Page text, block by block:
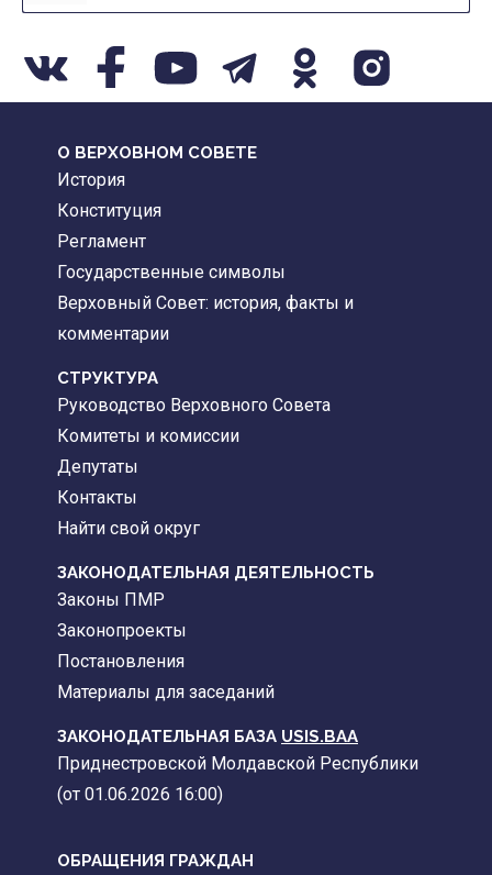
О ВЕРХОВНОМ СОВЕТЕ
История
Конституция
Регламент
Государственные символы
Верховный Совет: история, факты и
комментарии
CТРУКТУРА
Руководство Верховного Совета
Комитеты и комиссии
Депутаты
Контакты
Найти свой округ
ЗАКОНОДАТЕЛЬНАЯ ДЕЯТЕЛЬНОСТЬ
Законы ПМР
Законопроекты
Постановления
Материалы для заседаний
ЗАКОНОДАТЕЛЬНАЯ БАЗА USIS.BAA
Приднестровской Молдавской Республики
(от 01.06.2026 16:00)
ОБРАЩЕНИЯ ГРАЖДАН